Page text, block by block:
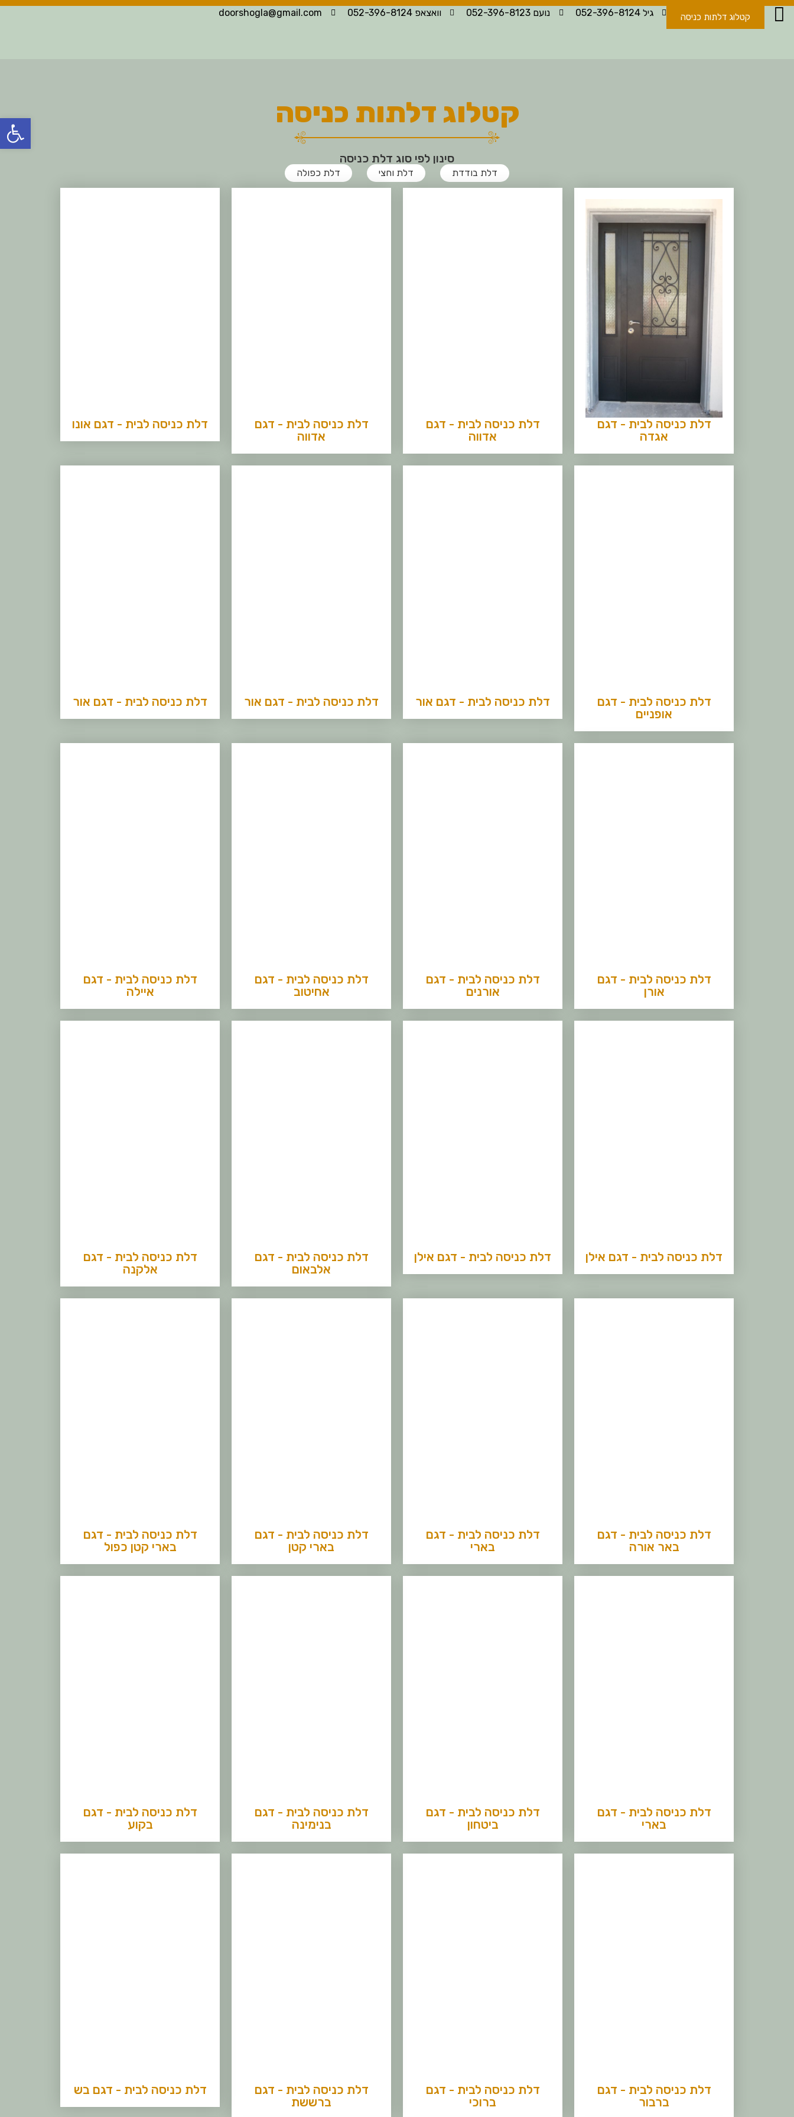
קטלוג דלתות כניסה גיל 052-396-8124 נועם 052-396-8123 וואצאפ 052-396-8124 doorshogla@gmail.com
קטלוג דלתות כניסה
סינון לפי סוג דלת כניסה
דלת בודדת דלת וחצי דלת כפולה
דלת כניסה לבית - דגם
אגדה
דלת כניסה לבית - דגם
אדווה
דלת כניסה לבית - דגם
אדווה
דלת כניסה לבית - דגם אונו
דלת כניסה לבית - דגם
אופניים
דלת כניסה לבית - דגם אור דלת כניסה לבית - דגם אור דלת כניסה לבית - דגם אור
דלת כניסה לבית - דגם
אורן
דלת כניסה לבית - דגם
אורנים
דלת כניסה לבית - דגם
אחיטוב
דלת כניסה לבית - דגם
איילה
דלת כניסה לבית - דגם אילן דלת כניסה לבית - דגם אילן
דלת כניסה לבית - דגם
אלבאום
דלת כניסה לבית - דגם
אלקנה
דלת כניסה לבית - דגם
באר אורה
דלת כניסה לבית - דגם
בארי
דלת כניסה לבית - דגם
בארי קטן
דלת כניסה לבית - דגם
בארי קטן כפול
דלת כניסה לבית - דגם
בארי
דלת כניסה לבית - דגם
ביטחון
דלת כניסה לבית - דגם
בנימינה
דלת כניסה לבית - דגם
בקוע
דלת כניסה לבית - דגם
ברבור
דלת כניסה לבית - דגם
ברוכי
דלת כניסה לבית - דגם
ברששת
דלת כניסה לבית - דגם בש